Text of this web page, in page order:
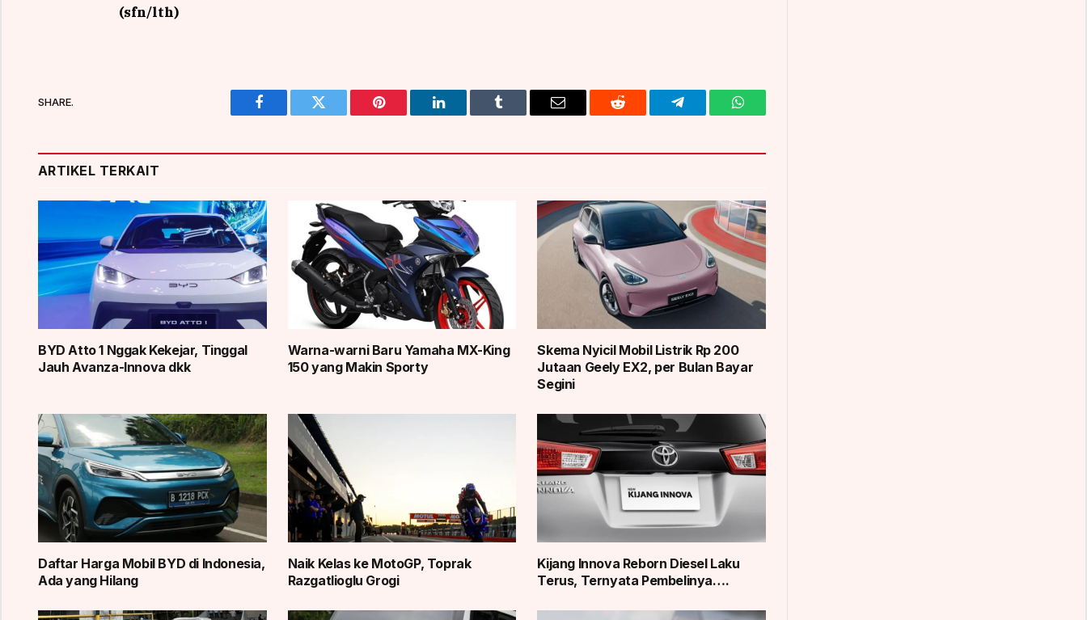
(sfn/lth)
SHARE.
Facebook Twitter Pinterest LinkedIn Tumblr Email Reddit Telegram WhatsApp
ARTIKEL TERKAIT
BYD Atto 1 Nggak Kekejar, Tinggal
Jauh Avanza-Innova dkk
Warna-warni Baru Yamaha MX-King
150 yang Makin Sporty
Skema Nyicil Mobil Listrik Rp 200
Jutaan Geely EX2, per Bulan Bayar
Segini
Daftar Harga Mobil BYD di Indonesia,
Ada yang Hilang
Naik Kelas ke MotoGP, Toprak
Razgatlioglu Grogi
Kijang Innova Reborn Diesel Laku
Terus, Ternyata Pembelinya….